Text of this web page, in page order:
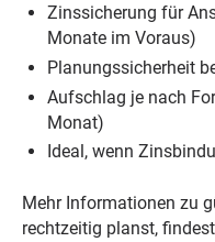
Zinssicherung für
Monate im Voraus)
Planungssicherheit
Aufschlag je nach
Monat)
Ideal, wenn
Mehr Informationen zu
rechtzeitig planst,